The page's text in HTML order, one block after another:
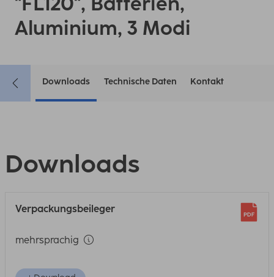
Aluminium, 3 Modi
Downloads Technische Daten Kontakt
Downloads
Verpackungsbeileger
mehrsprachig